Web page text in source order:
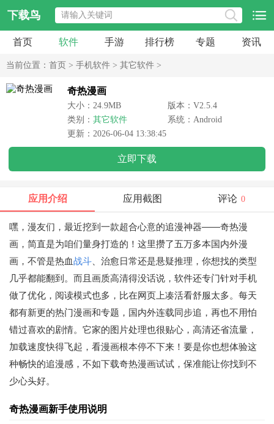
下载鸟
首页 软件 手游 排行榜 专题 资讯
当前位置： 首页 > 手机软件 > 其它软件 >
奇热漫画
大小：24.9MB
版本：V2.5.4
类别： 其它软件
系统：Android
更新：2026-06-04 13:38:45
立即下载
应用介绍 应用截图 评论 0
嘿，漫友们，最近挖到一款超合心意的追漫神器——奇热漫
画，简直是为咱们量身打造的！这里攒了五万多本国内外漫
画，不管是热血战斗 、治愈日常还是悬疑推理，你想找的类型
几乎都能翻到。而且画质高清得没话说，软件还专门针对手机
做了优化，阅读模式也多，比在网页上凑活看舒服太多。每天
都有新更的热门漫画和专题，国内外连载同步追，再也不用怕
错过喜欢的剧情。它家的图片处理也很贴心，高清还省流量，
加载速度快得飞起，看漫画根本停不下来！要是你也想体验这
种畅快的追漫感，不如下载奇热漫画试试，保准能让你找到不
少心头好。
奇热漫画新手使用说明